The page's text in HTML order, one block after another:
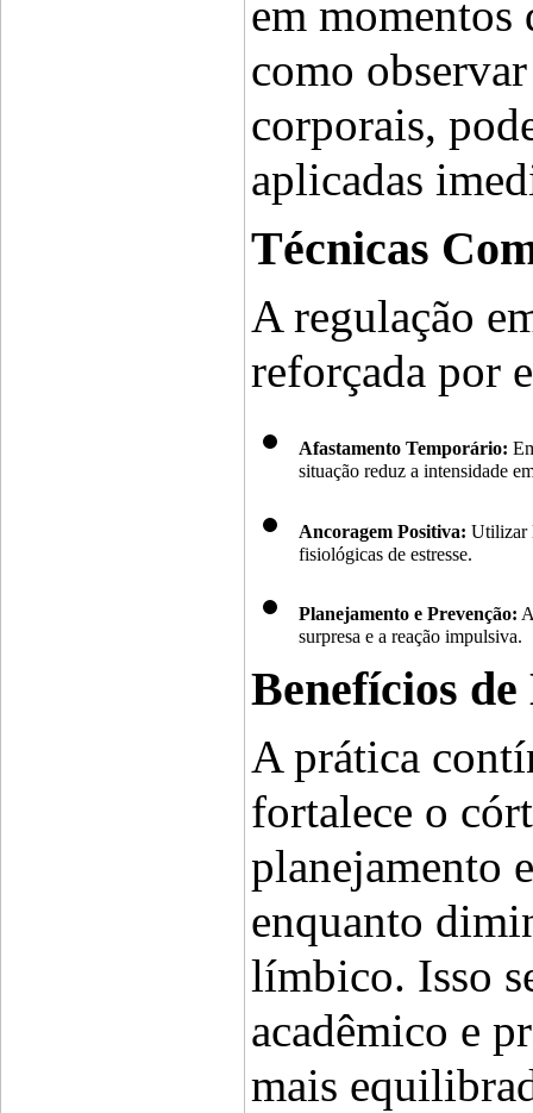
em momentos
como
corporais,
aplicadas
Técnicas
A regulação
reforçada por
Afastamento Temporário:
situação reduz a intensidade
Ancoragem Positiva: Utilizar
fisiológicas de estresse.
Planejamento e Prevenção:
surpresa e a reação impulsiva.
Benefícios
A prática
fortalece o
planejamento
enquanto
límbico. Isso
acadêmico e
mais